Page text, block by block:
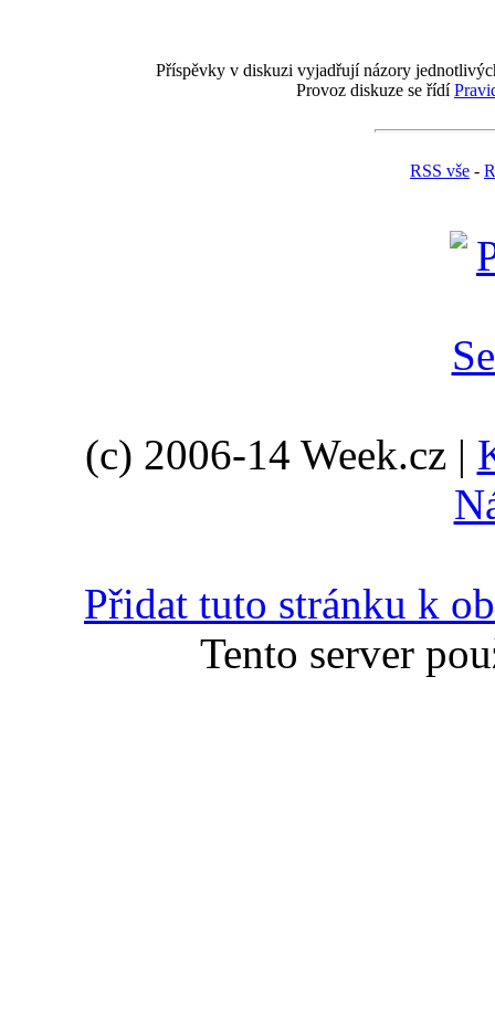
Příspěvky v diskuzi vyjadřují názory
Provoz diskuze se řídí
RSS vše -
(c) 2006-14 Week.cz |
Přidat tuto stránku k
Tento server